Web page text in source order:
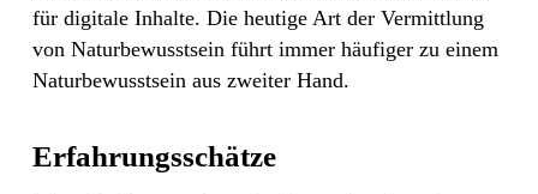
für digitale Inhalte. Die heutige Art der Vermittlung
von Naturbewusstsein führt immer häufiger zu einem
Naturbewusstsein aus zweiter Hand.
Erfahrungsschätze